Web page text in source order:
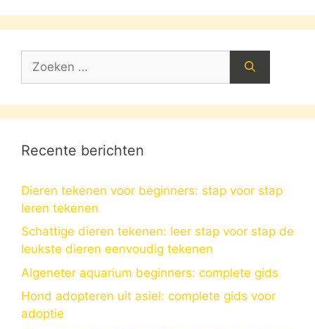
naar:
Recente berichten
Dieren tekenen voor beginners: stap voor stap
leren tekenen
Schattige dieren tekenen: leer stap voor stap de
leukste dieren eenvoudig tekenen
Algeneter aquarium beginners: complete gids
Hond adopteren uit asiel: complete gids voor
adoptie